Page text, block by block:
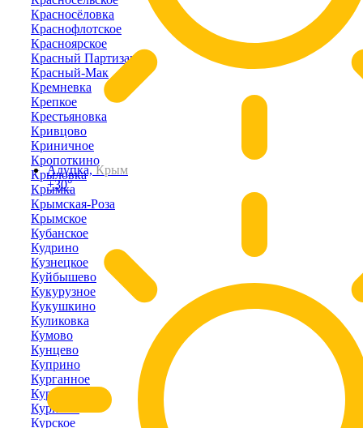
Алупка,Крым
+30°
Красносёловка
Краснофлотское
Красноярское
Красный Партизан
Красный-Мак
Кремневка
Крепкое
Крестьяновка
Кривцово
Криничное
Кропоткино
Крыловка
Крымка
Крымская-Роза
Крымское
Кубанское
Кудрино
Кузнецкое
Куйбышево
Кукурузное
Кукушкино
Куликовка
Кумово
Кунцево
Куприно
Курганное
Курортное
Курпаты
Курское